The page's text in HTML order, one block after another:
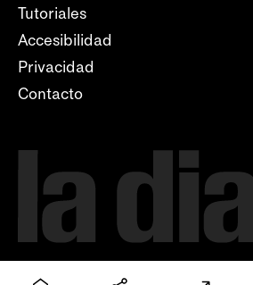
Tutoriales
Accesibilidad
Privacidad
Contacto